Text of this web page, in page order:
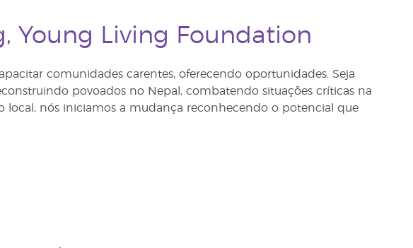
Young Living Foundation
comunidades carentes, oferecendo oportunidades. Seja
povoados no Nepal, combatendo situações críticas na
local, nós iniciamos a mudança reconhecendo o potencial que